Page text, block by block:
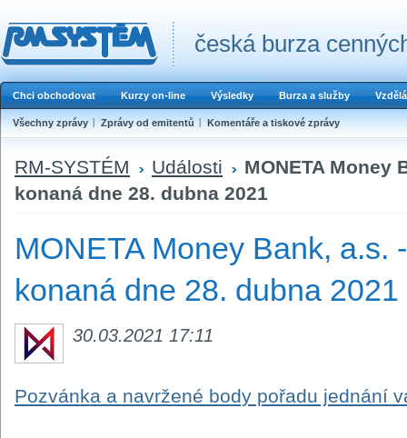
česká burza
Chci obchodovat Kurzy on-line Výsledky Burza a služby
Všechny zprávy Zprávy od emitentů Komentáře a tiskové zprávy
RM-SYSTÉM Události
MONETA Money
konaná dne 28. dubna 2021
MONETA Money Bank, a.s.
konaná dne 28. dubna 2021
30.03.2021 17:11
Pozvánka a navržené body pořadu jednání